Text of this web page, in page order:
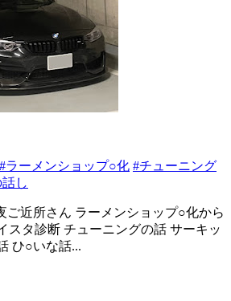
#ラーメンショップ○化 #チューニング
し
ご近所さん ラーメンショップ○化から
スタ診断 チューニングの話 サーキッ
ひ○いな話...